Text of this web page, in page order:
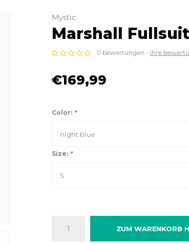
Mystic
Marshall
0 bewertungen - ihre
€169,99
Color: *
night blue
Size: *
S
ZUM WARENKORB